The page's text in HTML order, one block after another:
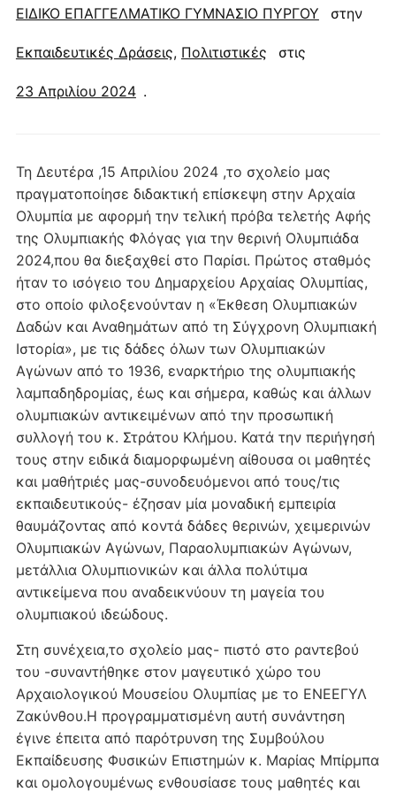
ΕΙΔΙΚΟ ΕΠΑΓΓΕΛΜΑΤΙΚΟ ΓΥΜΝΑΣΙΟ ΠΥΡΓΟΥ
στην
Εκπαιδευτικές Δράσεις, Πολιτιστικές στις
23 Απριλίου 2024 .
Τη Δευτέρα ,15 Απριλίου 2024 ,το σχολείο μας
πραγματοποίησε διδακτική επίσκεψη στην Αρχαία
Ολυμπία με αφορμή την τελική πρόβα τελετής Αφής
της Ολυμπιακής Φλόγας για την θερινή Ολυμπιάδα
2024,που θα διεξαχθεί στο Παρίσι. Πρώτος σταθμός
ήταν το ισόγειο του Δημαρχείου Αρχαίας Ολυμπίας,
στο οποίο φιλοξενούνταν η «Έκθεση Ολυμπιακών
Δαδών και Αναθημάτων από τη Σύγχρονη Ολυμπιακή
Ιστορία», με τις δάδες όλων των Ολυμπιακών
Αγώνων από το 1936, εναρκτήριο της ολυμπιακής
λαμπαδηδρομίας, έως και σήμερα, καθώς και άλλων
ολυμπιακών αντικειμένων από την προσωπική
συλλογή του κ. Στράτου Κλήμου. Κατά την περιήγησή
τους στην ειδικά διαμορφωμένη αίθουσα οι μαθητές
και μαθήτριές μας-συνοδευόμενοι από τους/τις
εκπαιδευτικούς- έζησαν μία μοναδική εμπειρία
θαυμάζοντας από κοντά δάδες θερινών, χειμερινών
Ολυμπιακών Αγώνων, Παραολυμπιακών Αγώνων,
μετάλλια Ολυμπιονικών και άλλα πολύτιμα
αντικείμενα που αναδεικνύουν τη μαγεία του
ολυμπιακού ιδεώδους.
Στη συνέχεια,το σχολείο μας- πιστό στο ραντεβού
του -συναντήθηκε στον μαγευτικό χώρο του
Αρχαιολογικού Μουσείου Ολυμπίας με το ΕΝΕΕΓΥΛ
Ζακύνθου.Η προγραμματισμένη αυτή συνάντηση
έγινε έπειτα από παρότρυνση της Συμβούλου
Εκπαίδευσης Φυσικών Επιστημών κ. Μαρίας Μπίρμπα
και ομολογουμένως ενθουσίασε τους μαθητές και